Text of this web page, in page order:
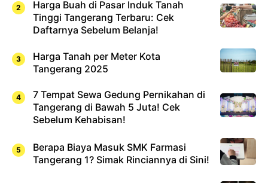
Harga Buah di Pasar Induk Tanah
Tinggi Tangerang Terbaru: Cek
Daftarnya Sebelum Belanja!
Harga Tanah per Meter Kota
Tangerang 2025
7 Tempat Sewa Gedung Pernikahan di
Tangerang di Bawah 5 Juta! Cek
Sebelum Kehabisan!
Berapa Biaya Masuk SMK Farmasi
Tangerang 1? Simak Rinciannya di Sini!